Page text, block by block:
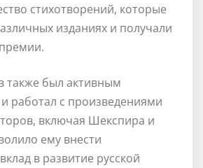
стихотворений, которые
изданиях и получали
также был активным
работал с произведениями
включая Шекспира и
ему внести
в развитие русской